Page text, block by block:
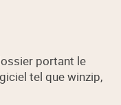
portant le
tel que winzip,